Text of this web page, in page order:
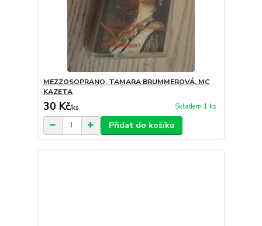
MEZZOSOPRANO, TAMARA BRUMMEROVÁ, MC
KAZETA
30 Kč/ks Skladem 1 ks
Přidat do košíku